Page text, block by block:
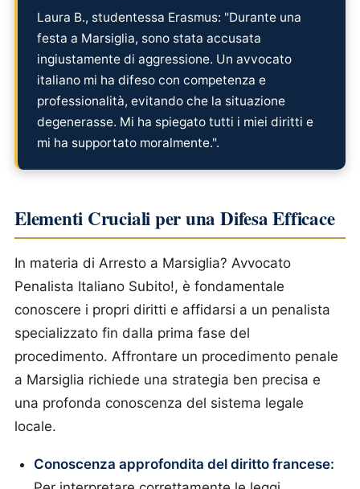
Laura B., studentessa Erasmus: "Durante una
festa a Marsiglia, sono stata accusata
ingiustamente di aggressione. Un avvocato
italiano mi ha difeso con competenza e
professionalità, evitando che la situazione
degenerasse. Mi ha spiegato tutti i miei diritti e
mi ha supportato moralmente.".
Elementi Cruciali per una Difesa Efficace
In materia di Arresto a Marsiglia? Avvocato
Penalista Italiano Subito!, è fondamentale
conoscere i propri diritti e affidarsi a un penalista
specializzato fin dalla prima fase del
procedimento. Affrontare un procedimento penale
a Marsiglia richiede una strategia ben precisa e
una profonda conoscenza del sistema legale
locale.
Conoscenza approfondita del diritto francese: